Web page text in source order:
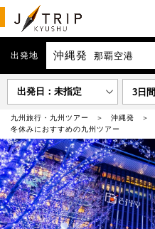
出発地 沖縄発 那覇空港
出発日：未指定 3日間
九州旅行・九州ツアー 沖縄発
冬休みにおすすめの九州ツアー